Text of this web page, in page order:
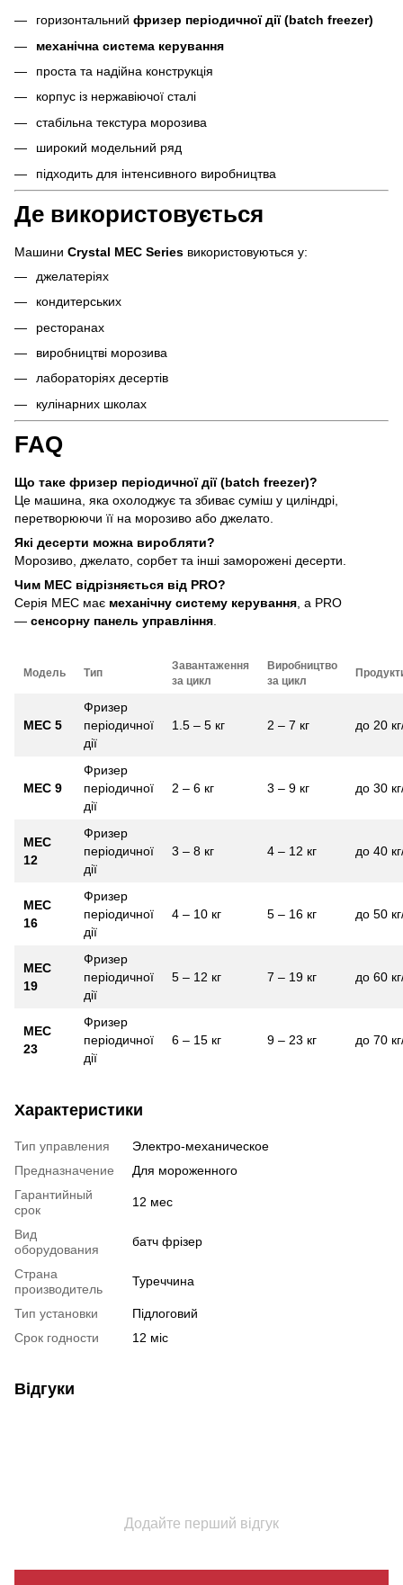
горизонтальний фризер періодичної дії (batch freezer)
механічна система керування
проста та надійна конструкція
корпус із нержавіючої сталі
стабільна текстура морозива
широкий модельний ряд
підходить для інтенсивного виробництва
Де використовується
Машини Crystal MEC Series використовуються у:
джелатеріях
кондитерських
ресторанах
виробництві морозива
лабораторіях десертів
кулінарних школах
FAQ
Що таке фризер періодичної дії (batch freezer)?
Це машина, яка охолоджує та збиває суміш у циліндрі,
перетворюючи її на морозиво або джелато.
Які десерти можна виробляти?
Морозиво, джелато, сорбет та інші заморожені десерти.
Чим MEC відрізняється від PRO?
Серія MEC має механічну систему керування, а PRO
— сенсорну панель управління.
Модель Тип
Завантаження
за цикл
Виробництво
за цикл
MEC 5
Фризер
періодичної
дії
1.5 – 5 кг 2 – 7 кг до 20
MEC 9
Фризер
періодичної
дії
2 – 6 кг 3 – 9 кг до 30
MEC
12
Фризер
періодичної
дії
3 – 8 кг 4 – 12 кг до 40
MEC
16
Фризер
періодичної
дії
4 – 10 кг 5 – 16 кг до 50
MEC
19
Фризер
періодичної
дії
5 – 12 кг 7 – 19 кг до 60
MEC
23
Фризер
періодичної
дії
6 – 15 кг 9 – 23 кг до 70
Характеристики
Тип управления
Электро-механическое
Предназначение
Для мороженного
Гарантийный
срок
12 мес
Вид
оборудования
батч фрізер
Страна
производитель
Туреччина
Тип установки
Підлоговий
Срок годности
12 міс
Відгуки
Додайте перший відгук